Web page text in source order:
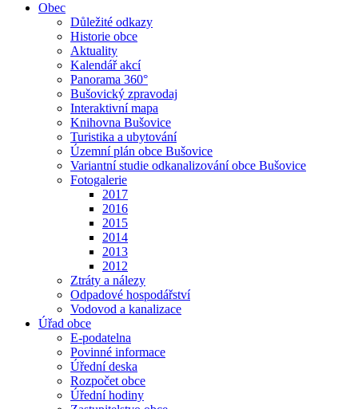
Obec
Důležité odkazy
Historie obce
Aktuality
Kalendář akcí
Panorama 360°
Bušovický zpravodaj
Interaktivní mapa
Knihovna Bušovice
Turistika a ubytování
Územní plán obce Bušovice
Variantní studie odkanalizování obce Bušovice
Fotogalerie
2017
2016
2015
2014
2013
2012
Ztráty a nálezy
Odpadové hospodářství
Vodovod a kanalizace
Úřad obce
E-podatelna
Povinné informace
Úřední deska
Rozpočet obce
Úřední hodiny